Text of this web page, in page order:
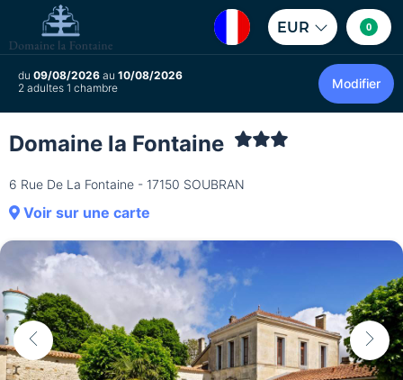
EUR 0
du 09/08/2026 au 10/08/2026
2 adultes 1 chambre
Modifier
Domaine la Fontaine
6 Rue De La Fontaine - 17150 SOUBRAN
Voir sur une carte